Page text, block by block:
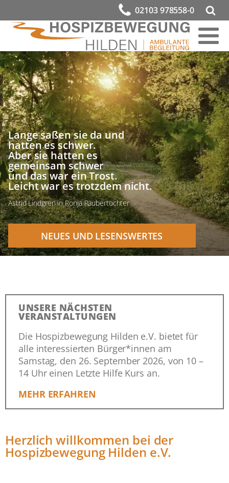
02103 978558-0
Lange saßen sie da und
hatten es schwer.
Aber sie hatten es
gemeinsam schwer
und das war ein Trost.
Leicht war es trotzdem nicht.
Astrid Lindgren in Ronja Räubertochter
NEUES UND LESENSWERTES
UNSERE NÄCHSTEN
VERANSTALTUNGEN
Die Hospizbewegung Hilden e.V. bietet für
alle interessierten Bürger*innen am
Samstag, den 26. September 2026, von 10 –
14 Uhr einen Letzte Hilfe Kurs an.
MEHR ERFAHREN
Herzlich willkommen bei der
Hospizbewegung Hilden e.V.